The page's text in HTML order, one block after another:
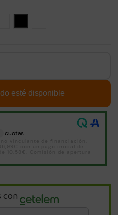
con